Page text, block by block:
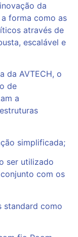
da
forma como as
através de
escalável e
da AVTECH, o
de
a
simplificada;
ser utilizado
com os
standard como